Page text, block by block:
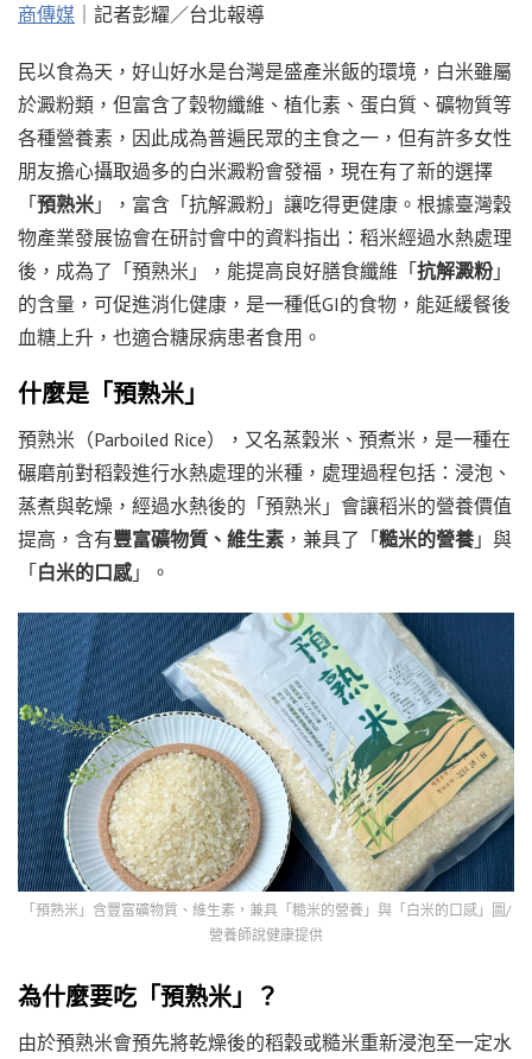
商傳媒 ｜記者彭耀／台北報導
民以食為天，好山好水是台灣是盛產米飯的環境，白米雖屬
於澱粉類，但富含了穀物纖維、植化素、蛋白質、礦物質等
各種營養素，因此成為普遍民眾的主食之一，但有許多女性
朋友擔心攝取過多的白米澱粉會發福，現在有了新的選擇
「預熟米 」，富含「抗解澱粉」讓吃得更健康。根據臺灣穀
物產業發展協會在研討會中的資料指出：稻米經過水熱處理
後，成為了「預熟米」，能提高良好膳食纖維「抗解澱粉」
的含量，可促進消化健康，是一種低GI的食物，能延緩餐後
血糖上升，也適合糖尿病患者食用。
什麼是「預熟米」
預熟米（Parboiled Rice），又名蒸穀米、預煮米，是一種在
碾磨前對稻穀進行水熱處理的米種，處理過程包括：浸泡、
蒸煮與乾燥，經過水熱後的「預熟米」會讓稻米的營養價值
提高，含有豐富礦物質、維生素 ，兼具了「糙米的營養 」與
「白米的口感」。
「預熟米」含豐富礦物質、維生素，兼具「糙米的營養」與「白米的口感」圖/
營養師說健康提供
為什麼要吃「預熟米」？
由於預熟米會預先將乾燥後的稻穀或糙米重新浸泡至一定水